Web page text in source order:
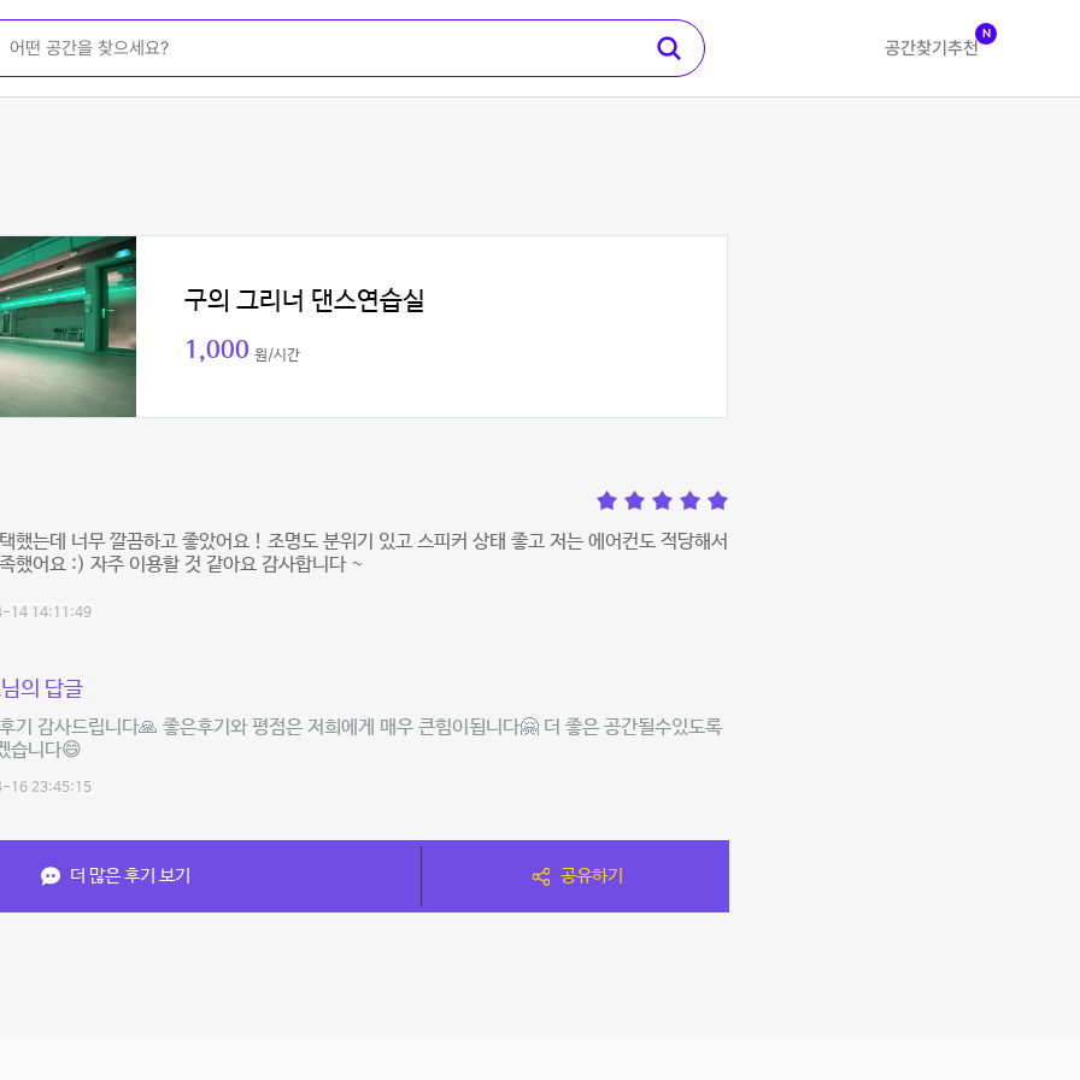
공간찾기 추천
N
구의 그리너 댄스연습실
1,000 원/시간
했는데 너무 깔끔하고 좋았어요 ! 조명도 분위기 있고 스피커 상태 좋고 저는 에어컨도 적당해서
했어요 :) 자주 이용할 것 같아요 감사합니다 ~
14 14:11:49
의 답글
기 감사드립니다🙏 좋은후기와 평점은 저희에게 매우 큰힘이됩니다🤗 더 좋은 공간될수있도록
습니다😄
16 23:45:15
더 많은 후기 보기 공유하기